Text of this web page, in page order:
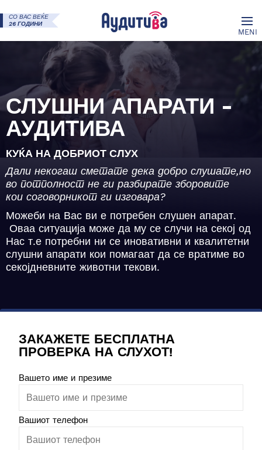
СО ВАС ВЕЌЕ
26 ГОДИНИ
MENI
СЛУШНИ АПАРАТИ -
АУДИТИВА
КУЌА НА ДОБРИОТ СЛУХ
Дали некогаш сметате дека добро слушате,но
во потполност не ги разбирате зборовите
кои соговорникот ги изговара?
Можеби на Вас ви е потребен слушен апарат.
Оваа ситуација може да му се случи на секој од
Нас т.е потребни ни се иновативни и квалитетни
слушни апарати кои помагаат да се вратиме во
секојдневните животни текови.
ЗАКАЖЕТЕ БЕСПЛАТНА
ПРОВЕРКА НА СЛУХОТ!
Вашето име и презиме
Вашиот телефон
Please leave this field empty.